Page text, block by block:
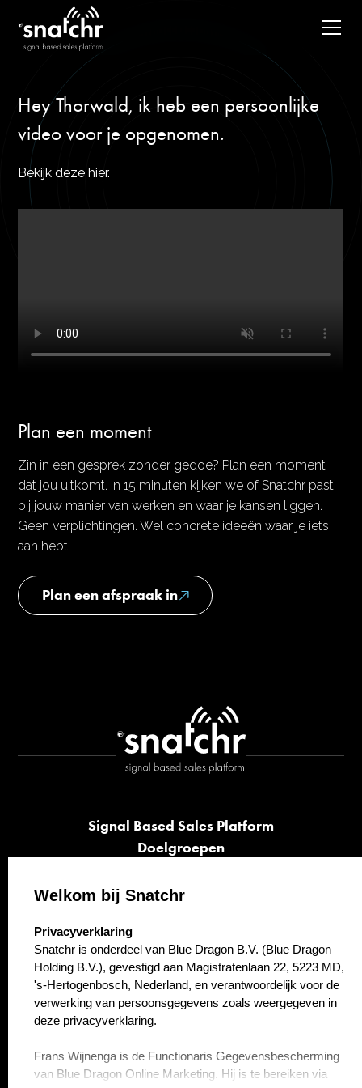
Hey Thorwald, ik heb een persoonlijke
video voor je opgenomen.
Bekijk deze hier.
Plan een moment
Zin in een gesprek zonder gedoe? Plan een moment
dat jou uitkomt. In 15 minuten kijken we of Snatchr past
bij jouw manier van werken en waar je kansen liggen.
Geen verplichtingen. Wel concrete ideeën waar je iets
aan hebt.
Plan een afspraak in
Signal Based Sales Platform
Doelgroepen
Opvolging
Over ons
Contact
Welkom bij Snatchr
select language
Privacyverklaring
Snatchr is onderdeel van Blue Dragon B.V. (Blue Dragon
Holding B.V.), gevestigd aan Magistratenlaan 22, 5223 MD,
's-Hertogenbosch, Nederland, en verantwoordelijk voor de
verwerking van persoonsgegevens zoals weergegeven in
deze privacyverklaring.
Frans Wijnenga is de Functionaris Gegevensbescherming
van Blue Dragon Online Marketing. Hij is te bereiken via